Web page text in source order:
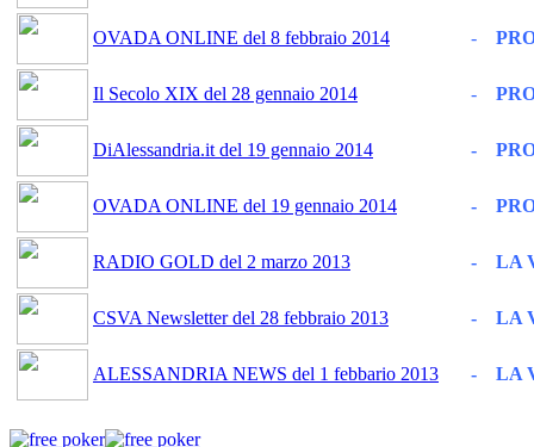
OVADA ONLINE del 8 febbraio 2014 -
Il Secolo XIX del 28 gennaio 2014 -
DiAlessandria.it del 19 gennaio 2014 -
OVADA ONLINE del 19 gennaio 2014 -
RADIO GOLD del 2 marzo 2013 - LA
CSVA Newsletter del 28 febbraio 2013 - LA
ALESSANDRIA NEWS del 1 febbario 2013 - LA